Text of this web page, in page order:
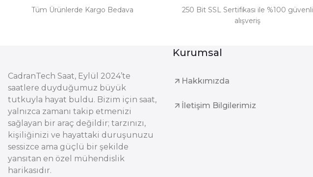
Tüm Ürünlerde Kargo Bedava
250 Bit SSL Sertifikası ile %100 güvenli
alışveriş
CadranTech Saat, Eylül 2024’te
saatlere duyduğumuz büyük
tutkuyla hayat buldu. Bizim için saat,
yalnızca zamanı takip etmenizi
sağlayan bir araç değildir; tarzınızı,
kişiliğinizi ve hayattaki duruşunuzu
sessizce ama güçlü bir şekilde
yansıtan en özel mühendislik
harikasıdır.
Kurumsal
Hakkımızda
İletişim Bilgilerimiz